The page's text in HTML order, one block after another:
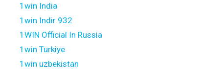
1win India
1win Indir 932
1WIN Official In Russia
1win Turkiye
1win uzbekistan